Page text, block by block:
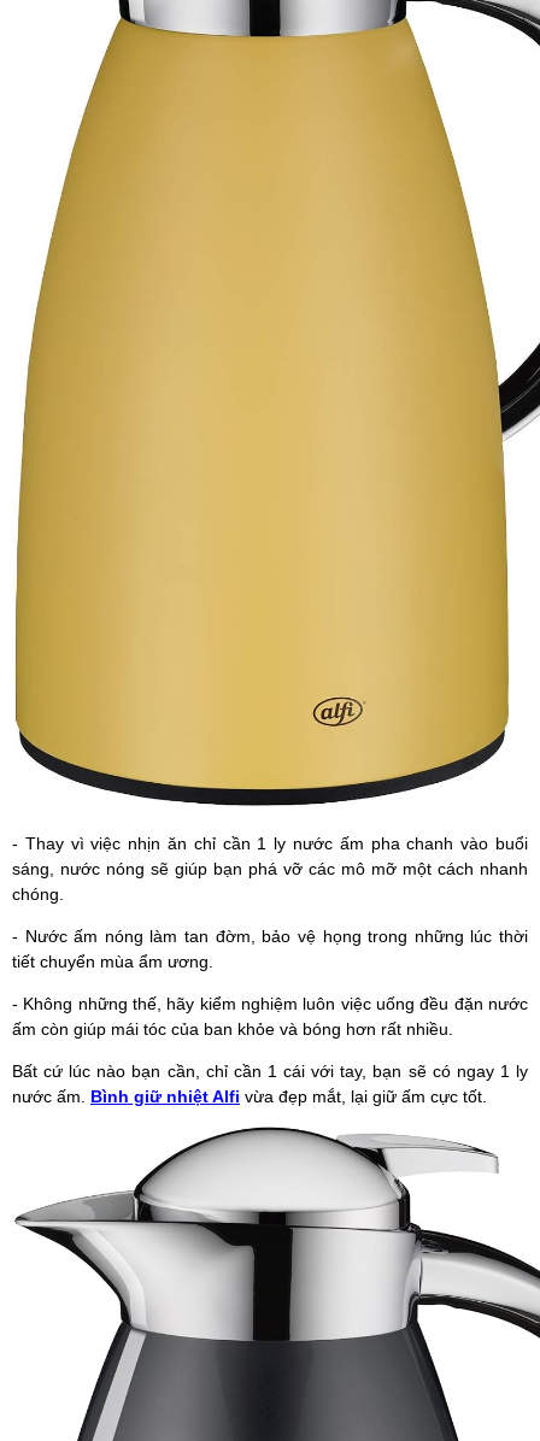
- Thay vì việc nhịn ăn chỉ cần 1 ly nước ấm pha chanh vào buổi
sáng, nước nóng sẽ giúp bạn phá vỡ các mô mỡ một cách nhanh
chóng.
- Nước ấm nóng làm tan đờm, bảo vệ họng trong những lúc thời
tiết chuyển mùa ẩm ương.
- Không những thế, hãy kiểm nghiệm luôn việc uống đều đặn nước
ấm còn giúp mái tóc của ban khỏe và bóng hơn rất nhiều.
Bất cứ lúc nào bạn cần, chỉ cần 1 cái với tay, bạn sẽ có ngay 1 ly
nước ấm. Bình giữ nhiệt Alfi vừa đẹp mắt, lại giữ ấm cực tốt.